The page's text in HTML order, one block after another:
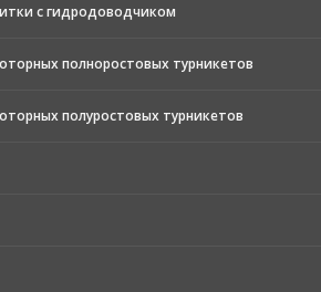
с гидродоводчиком
полноростовых турникетов
полуростовых турникетов